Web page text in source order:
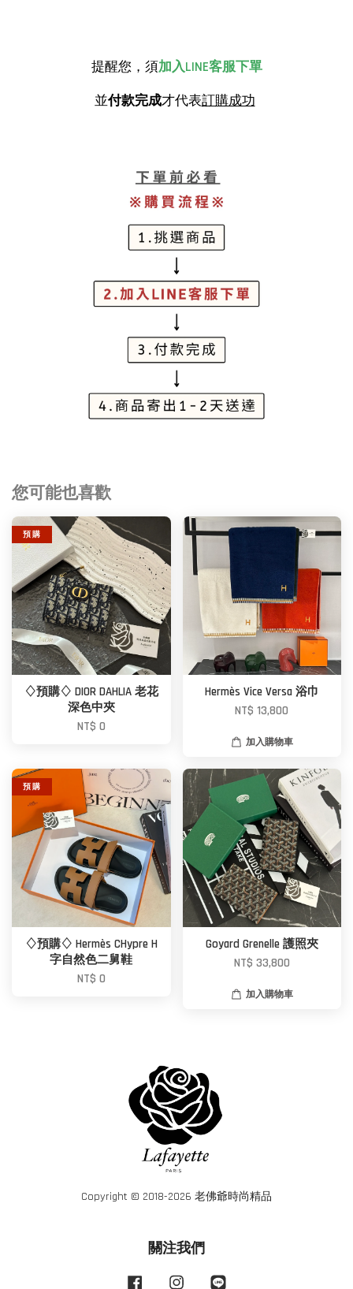
提醒您，須加入LINE客服下單
並付款完成才代表訂購成功
您可能也喜歡
預 購
♢預購♢ DIOR DAHLIA 老花
深色中夾
NT$ 0
Hermès Vice Versa 浴巾
NT$ 13,800
加入購物車
預 購
♢預購♢ Hermès CHypre H
字自然色二舅鞋
NT$ 0
Goyard Grenelle 護照夾
NT$ 33,800
加入購物車
Copyright © 2018-2026 老佛爺時尚精品
關注我們
Facebook Instagram